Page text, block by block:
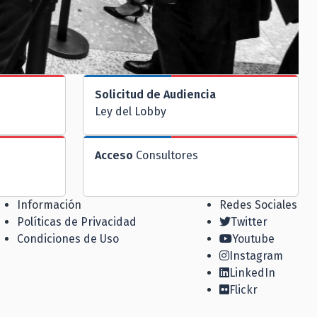
Solicitud de Audiencia
Ley del Lobby
Acceso Consultores
Información
Políticas de Privacidad
Condiciones de Uso
Redes Sociales
Twitter
Youtube
Instagram
LinkedIn
Flickr